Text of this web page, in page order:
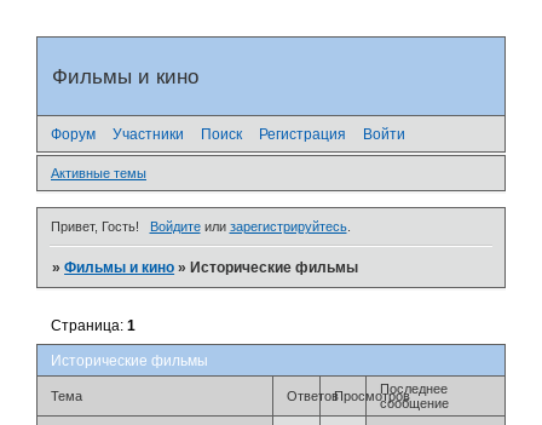
Фильмы и кино
Форум Участники Поиск Регистрация Войти
Активные темы
Привет, Гость! Войдитеили зарегистрируйтесь.
»Фильмы и кино »Исторические фильмы
Исторические фильмы
Страница:1
Тема ОтветовПросмотровПоследнее
сообщение